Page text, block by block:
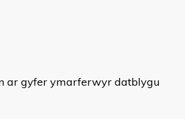
ar gyfer ymarferwyr datblygu